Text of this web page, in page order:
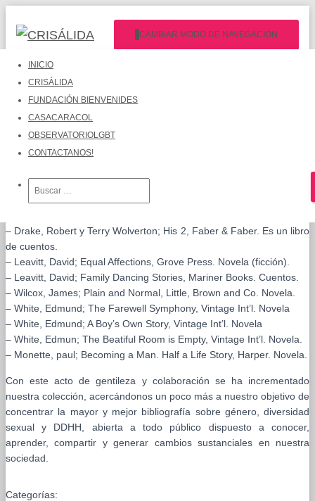
CAMBIAR MODO DE NAVEGACIÓN
INICIO
CRISÁLIDA
FUNDACIÓN BIENVENIDES
CASACARACOL
OBSERVATORIOLGBT
CONTACTANOS!
donación Agosto.
Publicado porCrisalida Tucuman
Agradecemos a Santiago Foguet la donación de los siguientes
libros:
– Drake, Robert y Terry Wolverton; His 2, Faber & Faber. Es un libro
de cuentos.
– Leavitt, David; Equal Affections, Grove Press. Novela (ficción).
– Leavitt, David; Family Dancing Stories, Mariner Books. Cuentos.
– Wilcox, James; Plain and Normal, Little, Brown and Co. Novela.
– White, Edmund; The Farewell Symphony, Vintage Int’l. Novela
– White, Edmund; A Boy’s Own Story, Vintage Int’l. Novela
– White, Edmun; The Beatiful Room is Empty, Vintage Int’l. Novela.
– Monette, paul; Becoming a Man. Half a Life Story, Harper. Novela.
Con este acto de gentileza y colaboración se ha incrementado
nuestra colección, acercándonos un poco más a nuestro objetivo de
concentrar la mayor y mejor bibliografía sobre género, diversidad
sexual y DDHH, abierta a todo público dispuesto a conocer,
aprender, compartir y generar cambios sustanciales en nuestra
sociedad.
Categorías: